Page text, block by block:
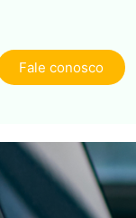
Fale conosco